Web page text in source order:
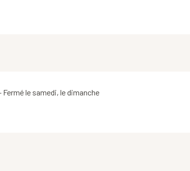
Fermé le samedi, le dimanche